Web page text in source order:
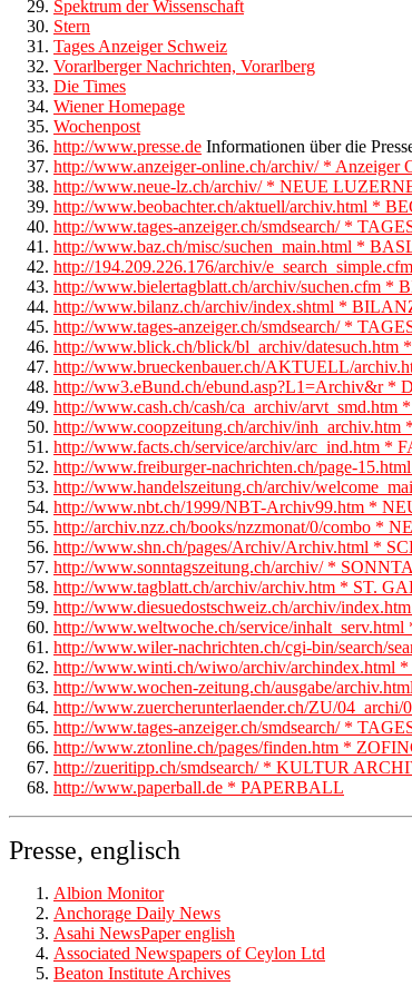
Spektrum der Wissenschaft
Stern
Tages Anzeiger Schweiz
Vorarlberger Nachrichten, Vorarlberg
Die Times
Wiener Homepage
Wochenpost
http://www.presse.de Informationen über die
http://www.anzeiger-online.ch/archiv/ * Anzeiger
http://www.neue-lz.ch/archiv/ * NEUE
http://www.beobachter.ch/aktuell/archiv.html *
http://www.tages-anzeiger.ch/smdsearch/ *
http://www.baz.ch/misc/suchen_main.html *
http://194.209.226.176/archiv/
http://www.bielertagblatt.ch/archiv/suchen.cfm *
http://www.bilanz.ch/archiv/index.shtml *
http://www.tages-anzeiger.ch/smdsearch/ *
http://www.blick.ch/blick/bl_archiv/datesuch.htm
http://www.brueckenbauer.ch/AKTUELL/
http://ww3.eBund.ch/ebund.asp?L1=Archiv&r *
http://www.cash.ch/cash/ca_archiv/arvt_smd.htm
http://www.coopzeitung.ch/archiv/
http://www.facts.ch/service/archiv/arc_ind.htm *
http://www.freiburger-nachrichten.ch/page-
http://www.handelszeitung.ch/archiv/
http://www.nbt.ch/1999/NBT-Archiv99.htm *
http://archiv.nzz.ch/books/nzzmonat/0/combo *
http://www.shn.ch/pages/Archiv/Archiv.html *
http://www.sonntagszeitung.ch/archiv/ *
http://www.tagblatt.ch/archiv/archiv.htm * ST.
http://www.diesuedostschweiz.ch/archiv/
http://www.weltwoche.ch/service/
http://www.wiler-nachrichten.ch/cgi-bin/search/
http://www.winti.ch/wiwo/archiv/archindex.html
http://www.wochen-zeitung.ch/ausgabe/
http://www.zuercherunterlaender.ch/ZU/
http://www.tages-anzeiger.ch/smdsearch/ *
http://www.ztonline.ch/pages/finden.htm *
http://zueritipp.ch/smdsearch/ * KULTUR
http://www.paperball.de * PAPERBALL
Presse, englisch
Albion Monitor
Anchorage Daily News
Asahi NewsPaper english
Associated Newspapers of Ceylon Ltd
Beaton Institute Archives